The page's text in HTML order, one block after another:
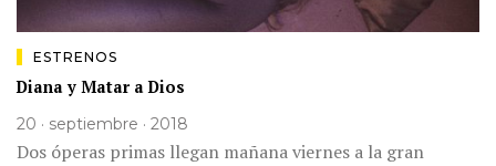
ESTRENOS
Diana y Matar a Dios
20 · septiembre · 2018
Dos óperas primas llegan mañana viernes a la gran